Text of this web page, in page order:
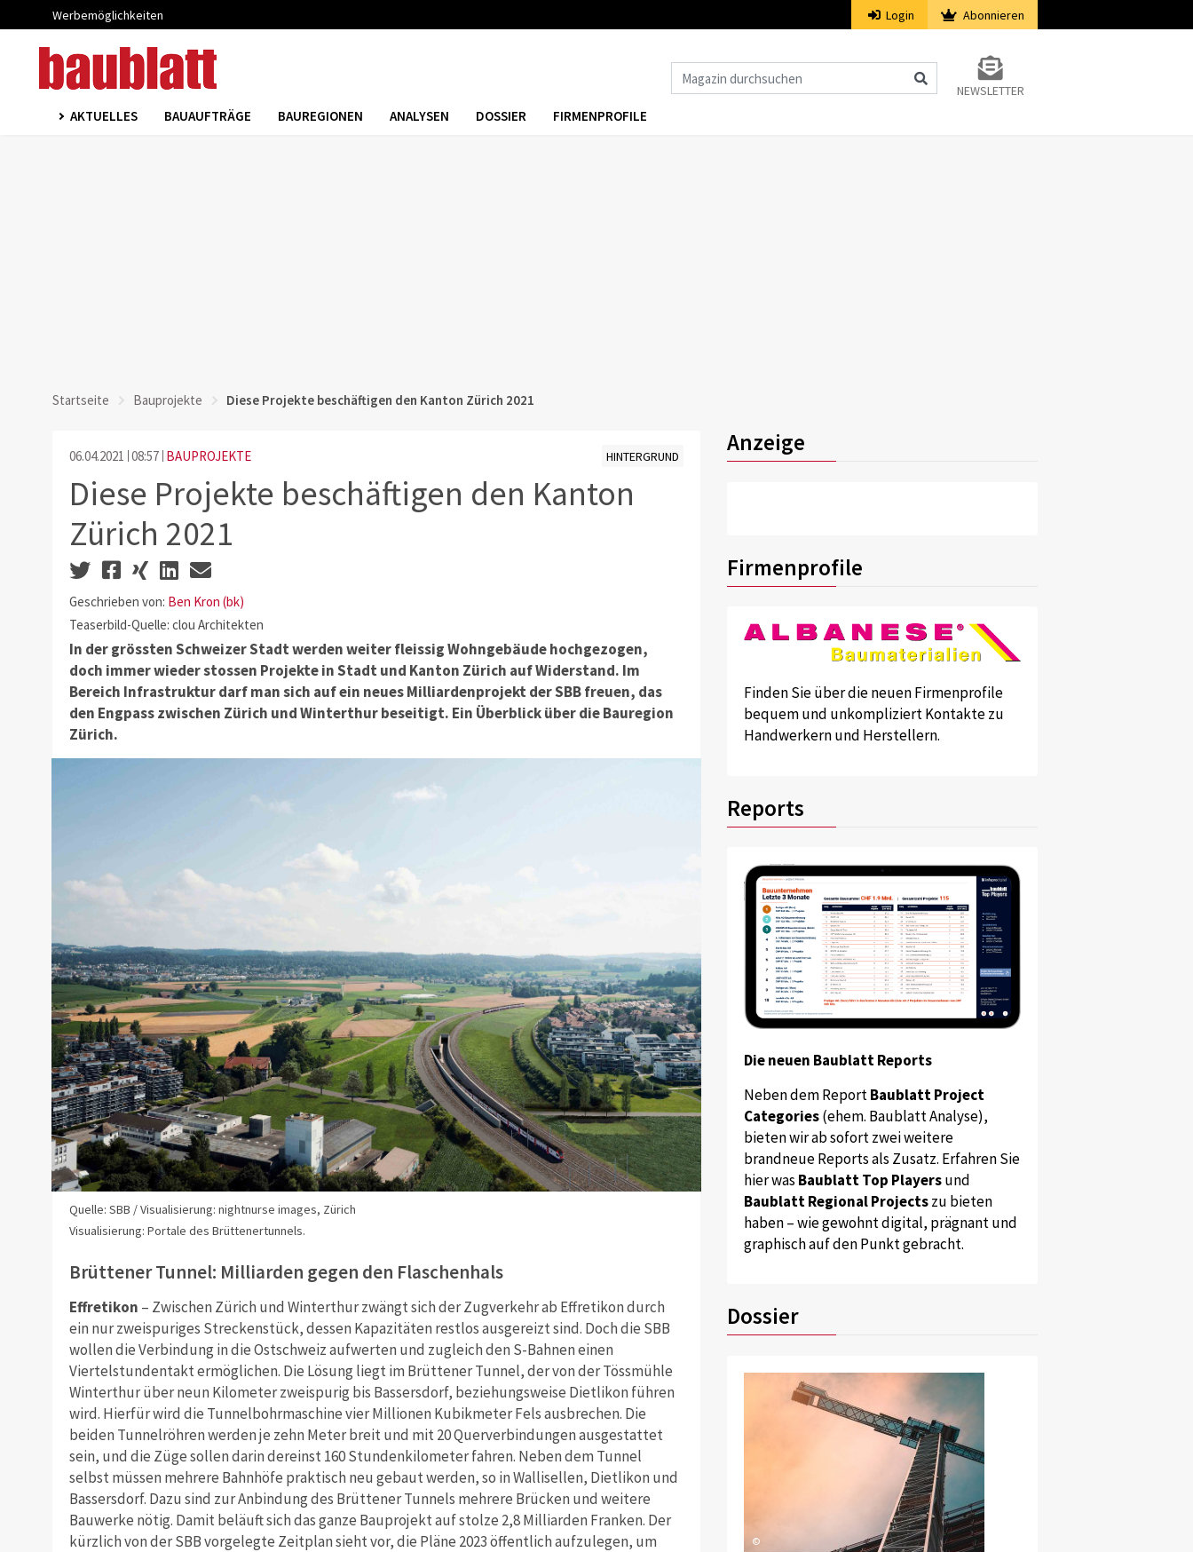
Werbemöglichkeiten Login Abonnieren
NEWSLETTER
AKTUELLES BAUAUFTRÄGE BAUREGIONEN ANALYSEN DOSSIER FIRMENPROFILE
Startseite Bauprojekte Diese Projekte beschäftigen den Kanton Zürich 2021
06.04.2021 08:57 BAUPROJEKTE HINTERGRUND
Diese Projekte beschäftigen den Kanton
Zürich 2021
Geschrieben von: Ben Kron (bk)
Teaserbild-Quelle: clou Architekten
In der grössten Schweizer Stadt werden weiter fleissig Wohngebäude hochgezogen,
doch immer wieder stossen Projekte in Stadt und Kanton Zürich auf Widerstand. Im
Bereich Infrastruktur darf man sich auf ein neues Milliardenprojekt der SBB freuen, das
den Engpass zwischen Zürich und Winterthur beseitigt. Ein Überblick über die Bauregion
Zürich.
Quelle: SBB / Visualisierung: nightnurse images, Zürich
Visualisierung: Portale des Brüttenertunnels.
Brüttener Tunnel: Milliarden gegen den Flaschenhals
Effretikon – Zwischen Zürich und Winterthur zwängt sich der Zugverkehr ab Effretikon durch
ein nur zweispuriges Streckenstück, dessen Kapazitäten restlos ausgereizt sind. Doch die SBB
wollen die Verbindung in die Ostschweiz aufwerten und zugleich den S-Bahnen einen
Viertelstundentakt ermöglichen. Die Lösung liegt im Brüttener Tunnel, der von der Tössmühle
Winterthur über neun Kilometer zweispurig bis Bassersdorf, beziehungsweise Dietlikon führen
wird. Hierfür wird die Tunnelbohrmaschine vier Millionen Kubikmeter Fels ausbrechen. Die
beiden Tunnelröhren werden je zehn Meter breit und mit 20 Querverbindungen ausgestattet
sein, und die Züge sollen darin dereinst 160 Stundenkilometer fahren. Neben dem Tunnel
selbst müssen mehrere Bahnhöfe praktisch neu gebaut werden, so in Wallisellen, Dietlikon und
Bassersdorf. Dazu sind zur Anbindung des Brüttener Tunnels mehrere Brücken und weitere
Bauwerke nötig. Damit beläuft sich das ganze Bauprojekt auf stolze 2,8 Milliarden Franken. Der
kürzlich von der SBB vorgelegte Zeitplan sieht vor, die Pläne 2023 öffentlich aufzulegen, um
Anzeige
Firmenprofile
Finden Sie über die neuen Firmenprofile
bequem und unkompliziert Kontakte zu
Handwerkern und Herstellern.
Reports
Die neuen Baublatt Reports
Neben dem ReportBaublatt Project
Categories(ehem. Baublatt Analyse),
bieten wir ab sofort zwei weitere
brandneue Reports als Zusatz. Erfahren Sie
hier was Baublatt Top Playersund
Baublatt Regional Projectszu bieten
haben – wie gewohnt digital, prägnant und
graphisch auf den Punkt gebracht.
Dossier
©